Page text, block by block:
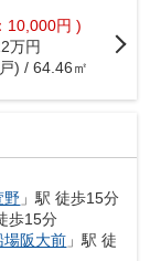
10,000円 )
万円
) / 64.46㎡
野 」駅 徒歩15分
歩15分
場阪大前 」駅 徒